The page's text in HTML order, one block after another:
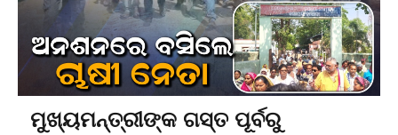
ମୁଖ୍ୟମନ୍ତ୍ରୀଙ୍କ ଗସ୍ତ ପୂର୍ବରୁ